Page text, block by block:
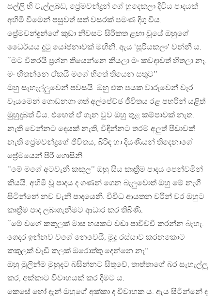
සල්ලි හි වැල්ලබඩ, ප්‍රේමචන්ද්‍රන් ගේ හුදෙකලා දිවිය පාදයක්
අහිමි වීමෙන් පසුවත් සත් වසරක් පමණ දිගු විය.
ප්‍රේමචන්ද්‍රන්ගේ කුඩා නිවසට සිරිකත ළඟා වූයේ ඔහුගේ
ධෛර්යය දුටු යෝජනාවක් මඟිනි. ඇය ‛සූරියකලා’ වන්නී ය.
‛‛මට විතරයි ප්‍රශ්න තියෙන්නෙ කියලා මං කවදාවත් හිතලා නෑ.
මං හිතන්නෙ ඒකයි මගේ හිතේ තියෙන සතුට’’
ඔහු සැහැල්ලුවෙන් පවසයි. ඔහු එක පයක වාරුවෙන් වැර
වෑයමෙන් ගොඩනගා ගත් අල්පේච්ඡ ජීවිතය රළ පහරින් යළිත්
මුහුදුබත් විය. එහෙත් ඒ ගැන වුව ඔහු තුළ කම්පාවක් නැත.
නැති වෙන්නට දෙයක් නැති, විඳින්නට තරම් අලුත් පීඩාවක්
නැති ප්‍රේමචන්ද්‍රගේ ජීවිතය, බිරිඳ හා දියණියන් තිදෙනාගේ
ප්‍රේමයෙන් පිරී ගොසිනි.
‛‛මේ මගේ අටවැනි කකුල’’ ඔහු සිය කෘත්‍රිම පාදය පෙන්වමින්
කියයි. අහිමි වූ පාදය ද ගණන් ගෙන බැලුවොත් ඔහු මේ නැගී
සිටින්නේ නව වැනි පාදයෙනි. විවිධ ආයතන වරින් වර ඔහුට
කෘත්‍රිම පාද ලබාගැනීමට ආධාර කර තිබිණි.
‛‛මේ වගේ කකුලක් මාස හයකට වඩා පාවිච්චි කරන්න බැහැ.
ගෙදර ඉන්නව වගේ නෙවෙයි, මූදු රස්සාව කරනකොට
කකුලක් වැඩි කලක් ඔරොත්තු දෙන්නෙ නෑ’’
ඔහු මුලින්ම මුහුදට බසින්නට සිතුවේ, තාත්තාගේ බර සැහැල්ලු
කර, අක්කාට විවාහයක් කර දීමට ය.
කෙසේ හෝ දැන් ඔහුගේ අක්කා ද විවාහක ය. ඇය සිටින්නේ ද